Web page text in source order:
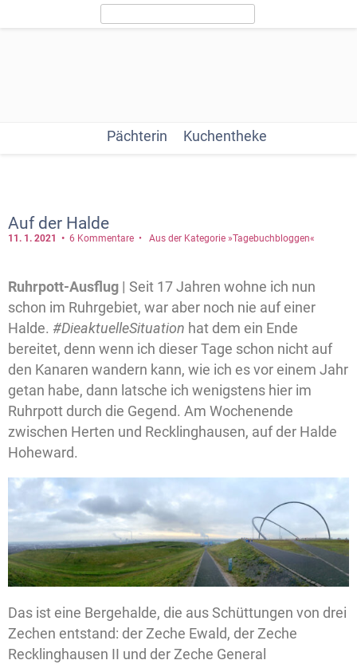
Pächterin Kuchentheke
Auf der Halde
11. 1. 2021 6 Kommentare Aus der Kategorie »Tagebuchbloggen«
Ruhrpott-Ausflug | Seit 17 Jahren wohne ich nun
schon im Ruhrgebiet, war aber noch nie auf einer
Halde. #DieaktuelleSituation hat dem ein Ende
bereitet, denn wenn ich dieser Tage schon nicht auf
den Kanaren wandern kann, wie ich es vor einem Jahr
getan habe, dann latsche ich wenigstens hier im
Ruhrpott durch die Gegend. Am Wochenende
zwischen Herten und Recklinghausen, auf der Halde
Hoheward.
Das ist eine Bergehalde, die aus Schüttungen von drei
Zechen entstand: der Zeche Ewald, der Zeche
Recklinghausen II und der Zeche General